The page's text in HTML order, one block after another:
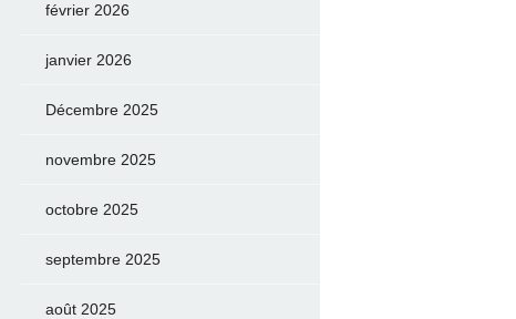
février 2026
janvier 2026
Décembre 2025
novembre 2025
octobre 2025
septembre 2025
août 2025